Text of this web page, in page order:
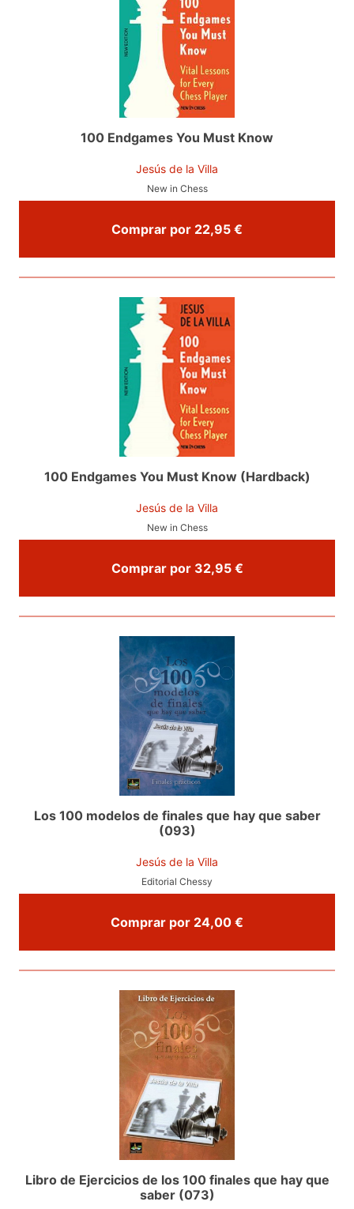
100 Endgames You Must Know
Jesús de la Villa
New in Chess
Comprar por 22,95 €
100 Endgames You Must Know (Hardback)
Jesús de la Villa
New in Chess
Comprar por 32,95 €
Los 100 modelos de finales que hay que saber
(093)
Jesús de la Villa
Editorial Chessy
Comprar por 24,00 €
Libro de Ejercicios de los 100 finales que hay que
saber (073)